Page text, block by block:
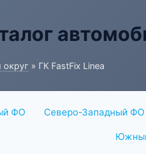
округ » ГК FastFix Linea
ФО Северо-Западный ФО